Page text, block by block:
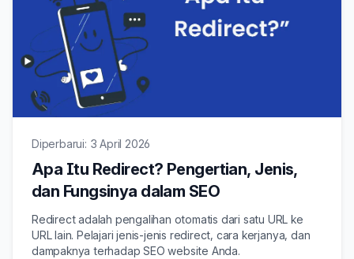
Diperbarui: 3 April 2026
Apa Itu Redirect? Pengertian, Jenis,
dan Fungsinya dalam SEO
Redirect adalah pengalihan otomatis dari satu URL ke
URL lain. Pelajari jenis-jenis redirect, cara kerjanya, dan
dampaknya terhadap SEO website Anda.